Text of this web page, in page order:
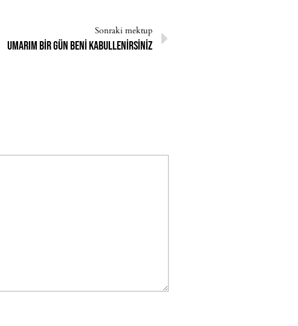
Sonraki mektup
Umarım bir gün beni kabullenirsiniz